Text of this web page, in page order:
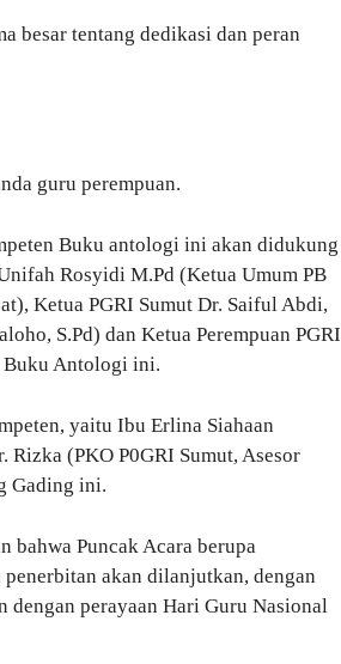
besar tentang dedikasi dan peran
guru perempuan.
Buku antologi ini akan didukung
Rosyidi M.Pd (Ketua Umum PB
Ketua PGRI Sumut Dr. Saiful Abdi,
S.Pd) dan Ketua Perempuan PGRI
Buku Antologi ini.
yaitu Ibu Erlina Siahaan
Rizka (PKO P0GRI Sumut, Asesor
Gading ini.
bahwa Puncak Acara berupa
akan dilanjutkan, dengan
perayaan Hari Guru Nasional